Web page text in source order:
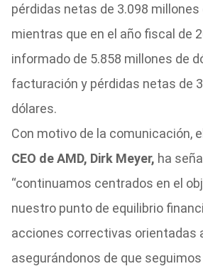
pérdidas netas de 3.098 millones
mientras que en el año fiscal de
informado de 5.858 millones de
facturación y pérdidas netas de
dólares.
Con motivo de la comunicación, el
CEO de AMD, Dirk Meyer, ha
“continuamos centrados en el
nuestro punto de equilibrio
acciones correctivas orientadas
asegurándonos de que